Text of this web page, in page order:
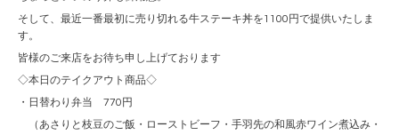
そして、最近一番最初に売り切れる牛ステーキ丼を1100円で提供いたしま
す。
皆様のご来店をお待ち申し上げております
◇本日のテイクアウト商品◇
・日替わり弁当 770円
（あさりと枝豆のご飯・ローストビーフ・手羽先の和風赤ワイン煮込み・